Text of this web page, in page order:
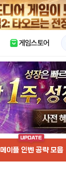
X
게임스토어
메이플 인벤 공략 모음